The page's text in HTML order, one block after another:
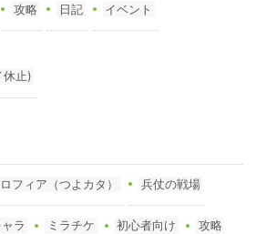
攻略 日記 イベント
休止)
フィア（つよカタ） 兵仗の戦場
ラ ミラチケ 初心者向け 攻略